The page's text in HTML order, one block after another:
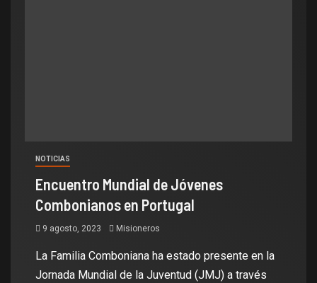
NOTICIAS
Encuentro Mundial de Jóvenes
Combonianos en Portugal
9 agosto, 2023 Misioneros
La Familia Comboniana ha estado presente en la
Jornada Mundial de la Juventud (JMJ) a través